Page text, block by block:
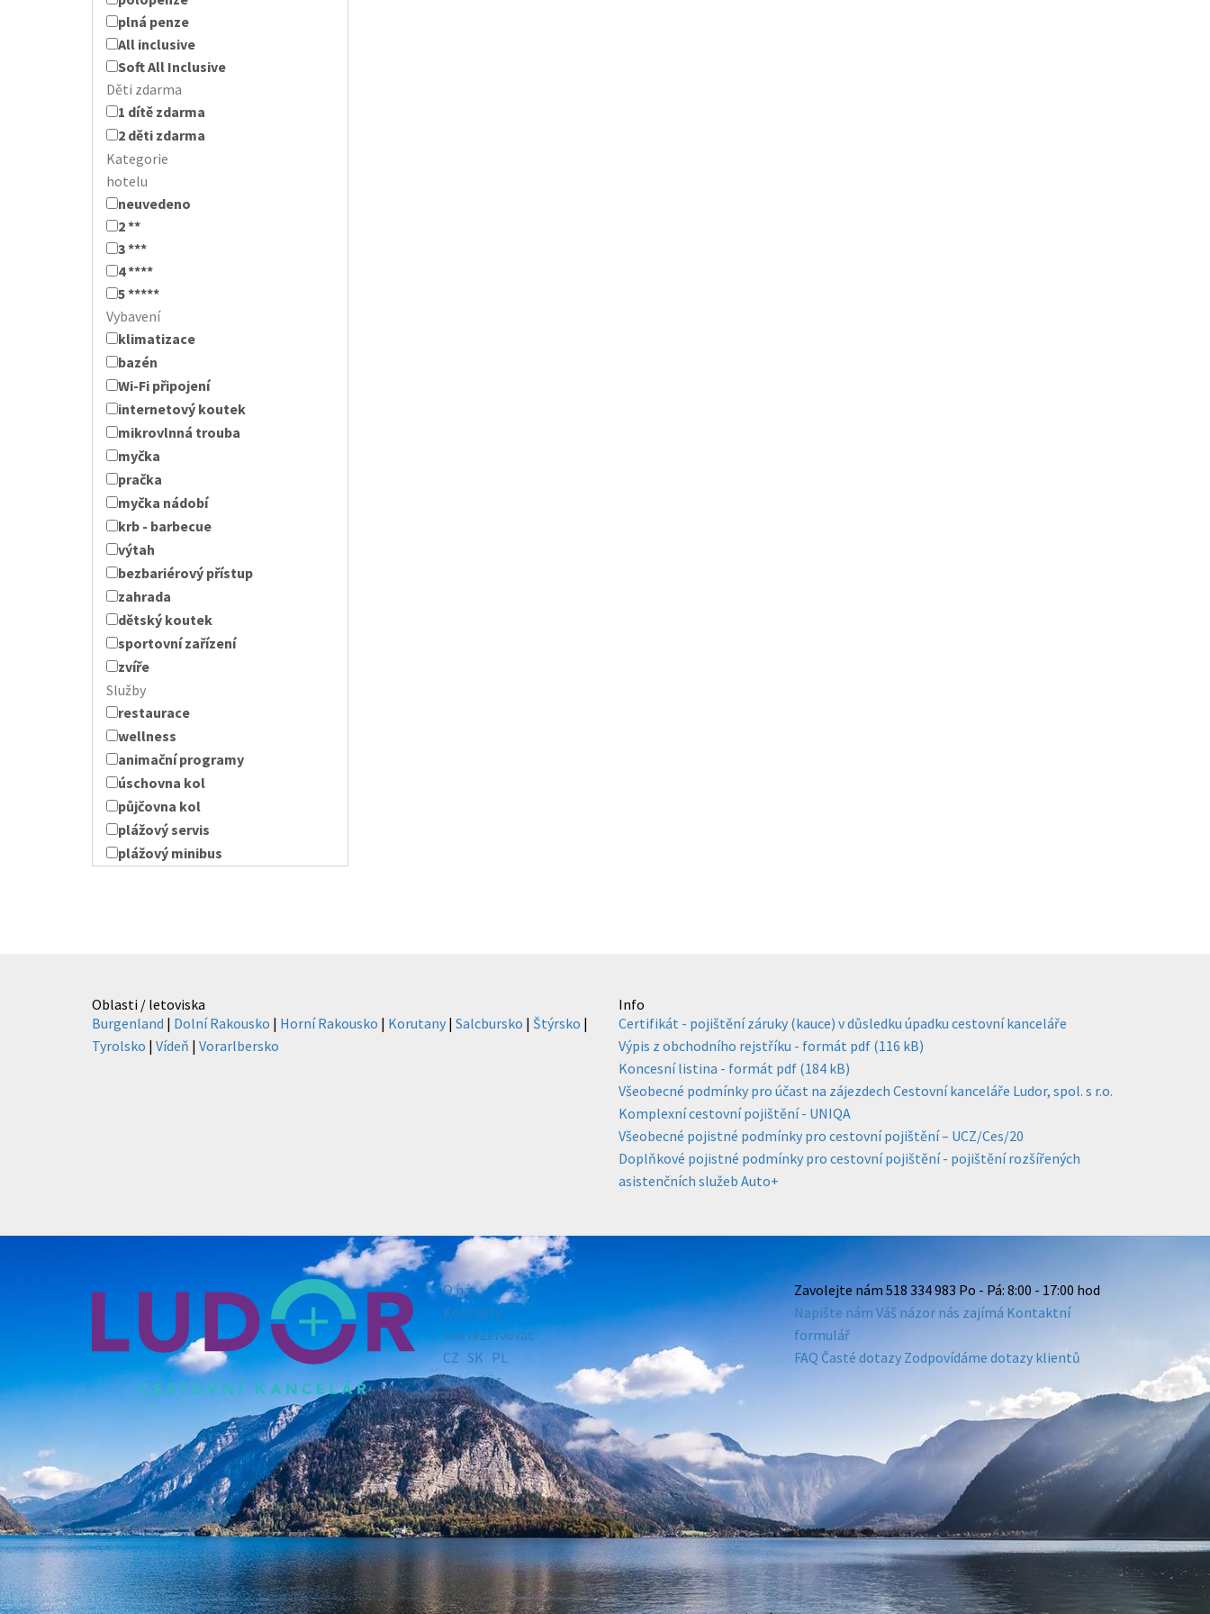
plná penze
All inclusive
Soft All Inclusive
Děti zdarma
1 dítě zdarma
2 děti zdarma
Kategorie
hotelu
neuvedeno
2 **
3 ***
4 ****
5 *****
Vybavení
klimatizace
bazén
Wi-Fi připojení
internetový koutek
mikrovlnná trouba
myčka
pračka
myčka nádobí
krb - barbecue
výtah
bezbariérový přístup
zahrada
dětský koutek
sportovní zařízení
zvíře
Služby
restaurace
wellness
animační programy
úschovna kol
půjčovna kol
plážový servis
plážový minibus
Oblasti / letoviska
Burgenland | Dolní Rakousko | Horní Rakousko | Korutany | Salcbursko | Štýrsko |
Tyrolsko | Vídeň | Vorarlbersko
Info
Certifikát - pojištění záruky (kauce) v důsledku úpadku cestovní kanceláře
Výpis z obchodního rejstříku - formát pdf (116 kB)
Koncesní listina - formát pdf (184 kB)
Všeobecné podmínky pro účast na zájezdech Cestovní kanceláře Ludor, spol. s r.o.
Komplexní cestovní pojištění - UNIQA
Všeobecné pojistné podmínky pro cestovní pojištění – UCZ/Ces/20
Doplňkové pojistné podmínky pro cestovní pojištění - pojištění rozšířených
asistenčních služeb Auto+
O nás
Kontakty
Jak rezervovat
CZ SK PL
it /es/ ös
Zavolejte nám 518 334 983 Po - Pá: 8:00 - 17:00 hod
Napište nám Váš názor nás zajímá Kontaktní
formulář
FAQ Časté dotazy Zodpovídáme dotazy klientů